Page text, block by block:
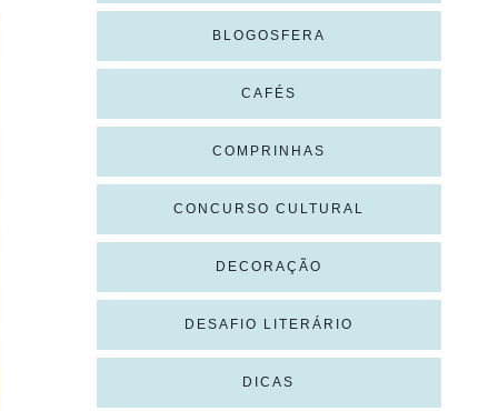
BLOGOSFERA
CAFÉS
COMPRINHAS
CONCURSO CULTURAL
DECORAÇÃO
DESAFIO LITERÁRIO
DICAS